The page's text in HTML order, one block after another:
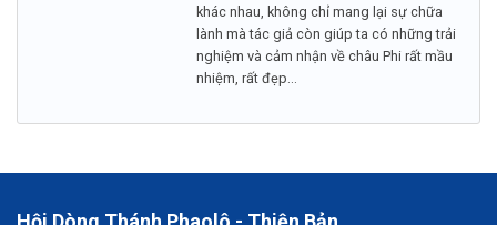
khác nhau, không chỉ mang lại sự chữa
lành mà tác giả còn giúp ta có những trải
nghiệm và cảm nhận về châu Phi rất mầu
nhiệm, rất đẹp...